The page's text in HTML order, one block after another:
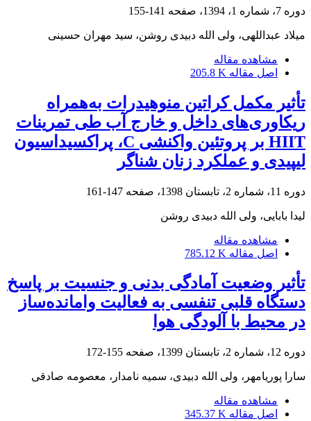
دوره 7، شماره 1، 1394، صفحه 141-155
میلاد عبداللهی، ولی الله دبیدی روشن، سید مهران حسینی
مشاهده مقاله
اصل مقاله 205.8 K
تأثیر مکمل کراتین منوهیدرات به‌همراه
ریکاوری‌های داخل و خارج آب طی تمرینات
HIIT بر پروتئین واکنشی C، پراکسیداسیون
لیپیدی و عملکرد زنان شناگر
دوره 11، شماره 2، تابستان 1398، صفحه 147-161
لیدا بابایی، ولی الله دبیدی روشن
مشاهده مقاله
اصل مقاله 785.12 K
تأثیر وضعیت آمادگی بدنی و جنسیت بر پاسخ
دستگاه قلبی تنفسی به فعالیت وامانده‌ساز
در محیط با آلودگی هوا
دوره 12، شماره 2، تابستان 1399، صفحه 155-172
سارا پوریامهر، ولی الله دبیدی، سمیه نامدار، معصومه صادقی
مشاهده مقاله
اصل مقاله 345.37 K